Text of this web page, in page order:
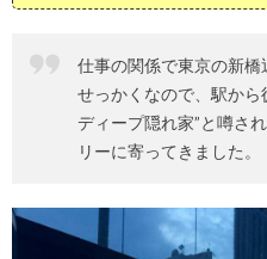
仕事の関係で東京の新橋
せっかくなので、駅か
ディープ隠れ家”と噂さ
リーに寄ってきました。